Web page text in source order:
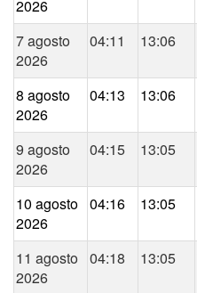
2026
7 agosto
2026
04:11 13:06
8 agosto
2026
04:13 13:06
9 agosto
2026
04:15 13:05
10 agosto
2026
04:16 13:05
11 agosto
2026
04:18 13:05